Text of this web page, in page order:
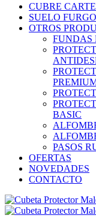
CUBRE
SUELO
OTROS
FUNDAS
BASIC
PASOS
OFERTAS
NOVEDADES
CONTACTO